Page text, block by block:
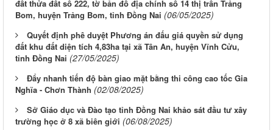
đất thửa đất số 222, tờ bản đồ địa chính số 14 thị trấn Trảng
Bom, huyện Trảng Bom, tỉnh Đồng Nai (06/05/2025)
Quyết định phê duyệt Phương án đấu giá quyền sử dụng
đất khu đất diện tích 4,83ha tại xã Tân An, huyện Vĩnh Cửu,
tỉnh Đồng Nai (27/05/2025)
Đẩy nhanh tiến độ bàn giao mặt bằng thi công cao tốc Gia
Nghĩa - Chơn Thành (02/08/2025)
Sở Giáo dục và Đào tạo tỉnh Đồng Nai khảo sát đầu tư xây
trường học ở 8 xã biên giới (06/08/2025)